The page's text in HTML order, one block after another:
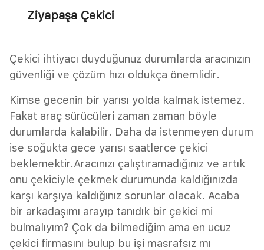
Ziyapaşa Çekici
Çekici ihtiyacı duyduğunuz durumlarda aracınızın
güvenliği ve çözüm hızı oldukça önemlidir.
Kimse gecenin bir yarısı yolda kalmak istemez.
Fakat araç sürücüleri zaman zaman böyle
durumlarda kalabilir. Daha da istenmeyen durum
ise soğukta gece yarısı saatlerce çekici
beklemektir.Aracınızı çalıştıramadığınız ve artık
onu çekiciyle çekmek durumunda kaldığınızda
karşı karşıya kaldığınız sorunlar olacak. Acaba
bir arkadaşımı arayıp tanıdık bir çekici mi
bulmalıyım? Çok da bilmediğim ama en ucuz
çekici firmasını bulup bu işi masrafsız mı